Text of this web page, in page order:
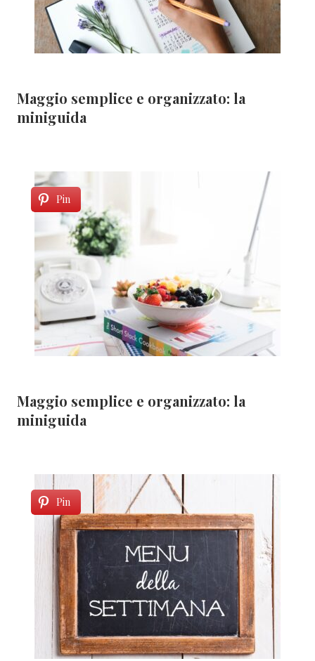
Maggio semplice e organizzato: la
miniguida
Pin
Maggio semplice e organizzato: la
miniguida
Pin